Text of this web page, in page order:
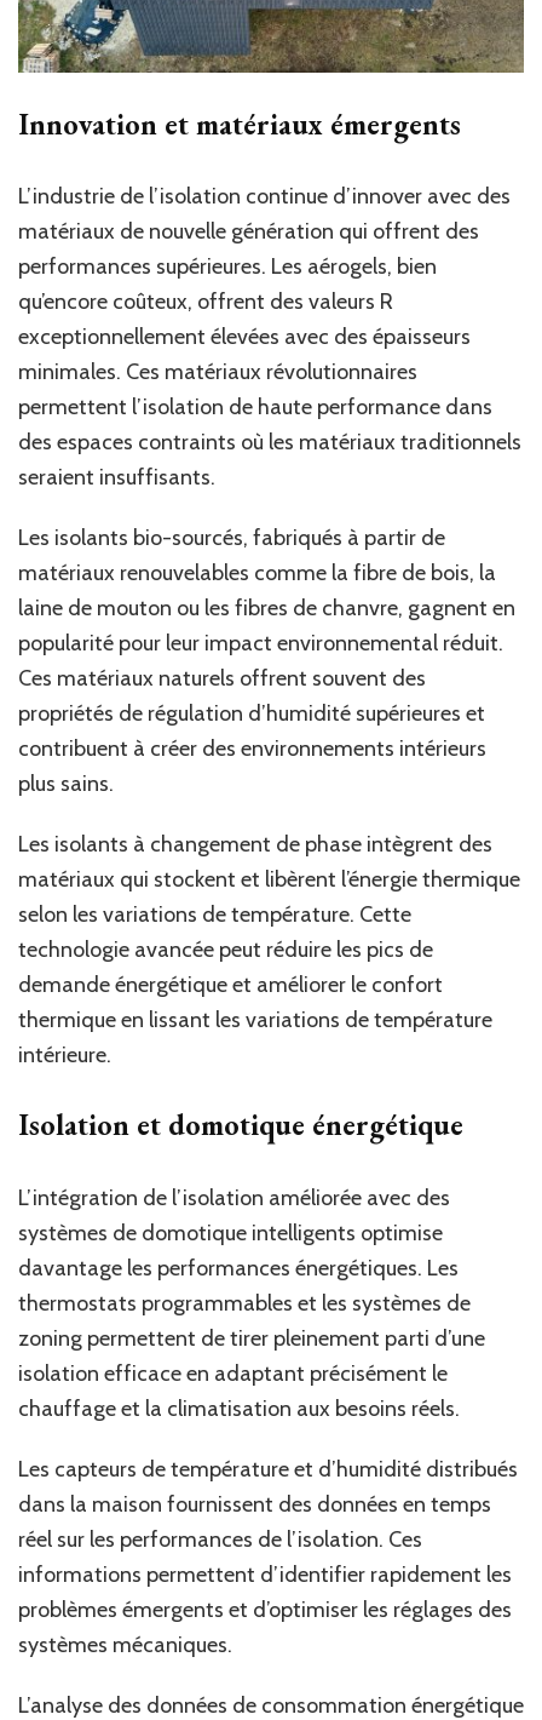
Innovation et matériaux émergents
L’industrie de l’isolation continue d’innover avec des
matériaux de nouvelle génération qui offrent des
performances supérieures. Les aérogels, bien
qu’encore coûteux, offrent des valeurs R
exceptionnellement élevées avec des épaisseurs
minimales. Ces matériaux révolutionnaires
permettent l’isolation de haute performance dans
des espaces contraints où les matériaux traditionnels
seraient insuffisants.
Les isolants bio-sourcés, fabriqués à partir de
matériaux renouvelables comme la fibre de bois, la
laine de mouton ou les fibres de chanvre, gagnent en
popularité pour leur impact environnemental réduit.
Ces matériaux naturels offrent souvent des
propriétés de régulation d’humidité supérieures et
contribuent à créer des environnements intérieurs
plus sains.
Les isolants à changement de phase intègrent des
matériaux qui stockent et libèrent l’énergie thermique
selon les variations de température. Cette
technologie avancée peut réduire les pics de
demande énergétique et améliorer le confort
thermique en lissant les variations de température
intérieure.
Isolation et domotique énergétique
L’intégration de l’isolation améliorée avec des
systèmes de domotique intelligents optimise
davantage les performances énergétiques. Les
thermostats programmables et les systèmes de
zoning permettent de tirer pleinement parti d’une
isolation efficace en adaptant précisément le
chauffage et la climatisation aux besoins réels.
Les capteurs de température et d’humidité distribués
dans la maison fournissent des données en temps
réel sur les performances de l’isolation. Ces
informations permettent d’identifier rapidement les
problèmes émergents et d’optimiser les réglages des
systèmes mécaniques.
L’analyse des données de consommation énergétique